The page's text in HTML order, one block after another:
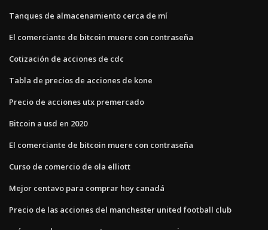
Tanques de almacenamiento cerca de mí
El comerciante de bitcoin muere con contraseña
Cotización de acciones de cdc
Tabla de precios de acciones de kone
Precio de acciones utx premercado
Bitcoin a usd en 2020
El comerciante de bitcoin muere con contraseña
Curso de comercio de ola elliott
Mejor centavo para comprar hoy canadá
Precio de las acciones del manchester united football club